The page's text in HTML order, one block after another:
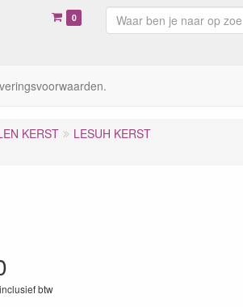
0
KERST
LESUH KERST
btw